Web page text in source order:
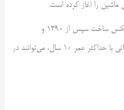
را اغاز کرده است.
خودروهای ام‌وی‌ام، چری و فونیکس ساخت سپس از ۱۳۹۰ و
خودروهای سواری ایرانی یا وارداتی با حداکثر عمر ۱۰ سال، می‌توانند در